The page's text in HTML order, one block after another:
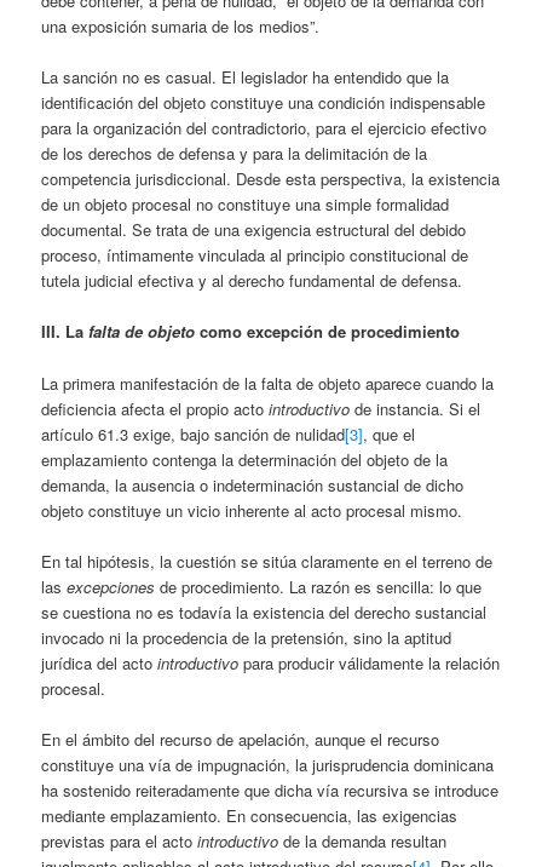
una exposición sumaria de los medios”.
La sanción no es casual. El legislador ha entendido que la
identificación del objeto constituye una condición indispensable
para la organización del contradictorio, para el ejercicio efectivo
de los derechos de defensa y para la delimitación de la
competencia jurisdiccional. Desde esta perspectiva, la existencia
de un objeto procesal no constituye una simple formalidad
documental. Se trata de una exigencia estructural del debido
proceso, íntimamente vinculada al principio constitucional de
tutela judicial efectiva y al derecho fundamental de defensa.
III. Lafalta de objeto como excepción de procedimiento
La primera manifestación de la falta de objeto aparece cuando la
deficiencia afecta el propio actointroductivo de instancia. Si el
artículo 61.3 exige, bajo sanción de nulidad[3], que el
emplazamiento contenga la determinación del objeto de la
demanda, la ausencia o indeterminación sustancial de dicho
objeto constituye un vicio inherente al acto procesal mismo.
En tal hipótesis, la cuestión se sitúa claramente en el terreno de
lasexcepciones de procedimiento. La razón es sencilla: lo que
se cuestiona no es todavía la existencia del derecho sustancial
invocado ni la procedencia de la pretensión, sino la aptitud
jurídica del actointroductivo para producir válidamente la relación
procesal.
En el ámbito del recurso de apelación, aunque el recurso
constituye una vía de impugnación, la jurisprudencia dominicana
ha sostenido reiteradamente que dicha vía recursiva se introduce
mediante emplazamiento. En consecuencia, las exigencias
previstas para el actointroductivo de la demanda resultan